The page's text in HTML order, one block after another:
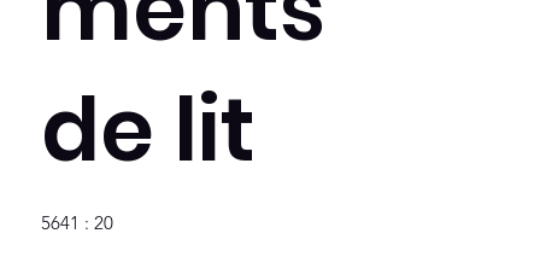
de lit
5641 : 20